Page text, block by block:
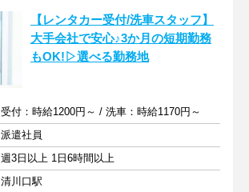
【レンタカー受付/洗車スタッフ】
大手会社で安心♪3か月の短期勤務
もOK!▷選べる勤務地
受付：時給1200円～ / 洗車：時給1170円～
派遣社員
週3日以上 1日6時間以上
清川口駅